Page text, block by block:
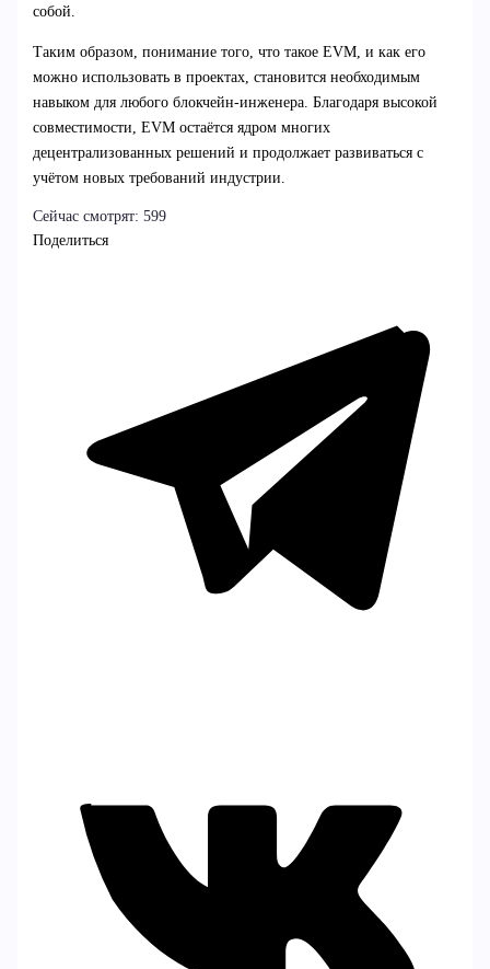
собой.
Таким образом, понимание того, что такое EVM, и как его
можно использовать в проектах, становится необходимым
навыком для любого блокчейн-инженера. Благодаря высокой
совместимости, EVM остаётся ядром многих
децентрализованных решений и продолжает развиваться с
учётом новых требований индустрии.
Сейчас смотрят: 599
Поделиться